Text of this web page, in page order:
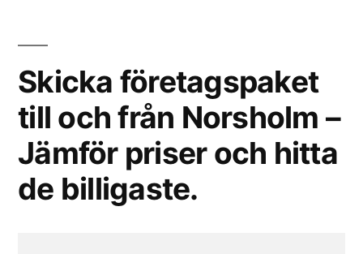
Skicka företagspaket
till och från Norsholm –
Jämför priser och hitta
de billigaste.